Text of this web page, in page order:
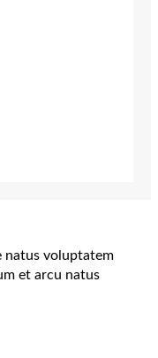
natus voluptatem
et arcu natus